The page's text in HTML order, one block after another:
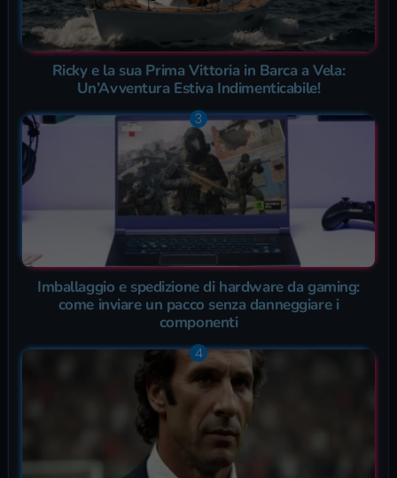
Ricky e la sua Prima Vittoria in Barca a Vela:
Un’Avventura Estiva Indimenticabile!
Imballaggio e spedizione di hardware da gaming:
come inviare un pacco senza danneggiare i
componenti